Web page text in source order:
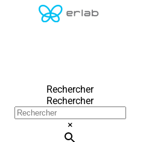
Rechercher
Rechercher
×